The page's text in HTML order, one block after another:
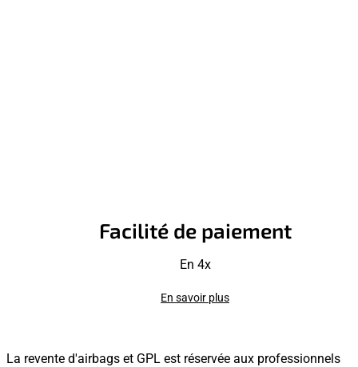
Facilité de paiement
En 4x
En savoir plus
La revente d'airbags et GPL est réservée aux professionnels